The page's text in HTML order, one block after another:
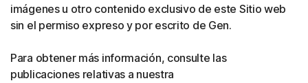
imágenes u otro contenido exclusivo de este Sitio web
sin el permiso expreso y por escrito de Gen.
Para obtener más información, consulte las
publicaciones relativas a nuestra